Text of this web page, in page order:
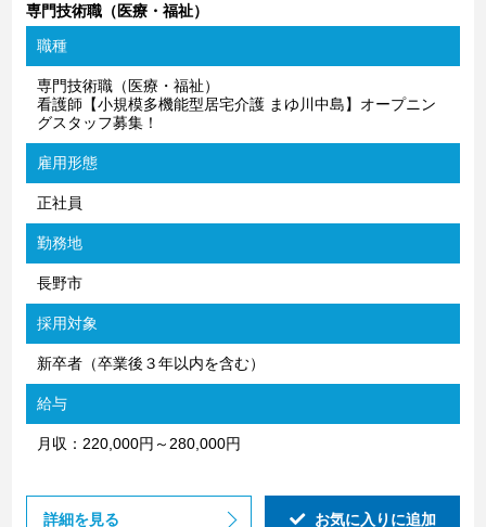
専門技術職（医療・福祉）
職種
専門技術職（医療・福祉）
看護師【小規模多機能型居宅介護 まゆ川中島】オープニン
グスタッフ募集！
雇用形態
正社員
勤務地
長野市
採用対象
新卒者（卒業後３年以内を含む）
給与
月収：220,000円～280,000円
詳細を見る お気に入りに追加